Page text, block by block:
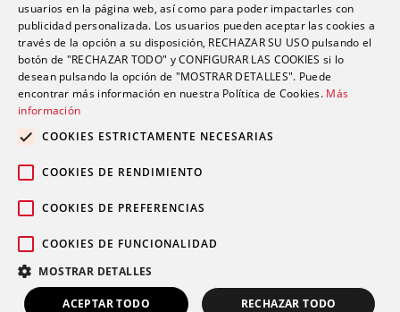
Clínica A Coruña
Promociones
Blog
Contacto
© 2026 Grupo Ribera |
Política de cookies
usuarios en la página web, así como para poder impactarles con
publicidad personalizada. Los usuarios pueden aceptar las cookies a
través de la opción a su disposición, RECHAZAR SU USO pulsando el
botón de "RECHAZAR TODO" y CONFIGURAR LAS COOKIES si lo
desean pulsando la opción de "MOSTRAR DETALLES". Puede
encontrar más información en nuestra Política de Cookies. Más
información
COOKIES ESTRICTAMENTE NECESARIAS
COOKIES DE RENDIMIENTO
COOKIES DE PREFERENCIAS
COOKIES DE FUNCIONALIDAD
MOSTRAR DETALLES
ACEPTAR TODO RECHAZAR TODO